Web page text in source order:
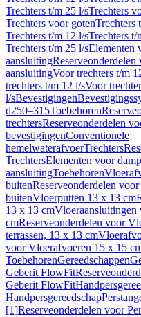
Trechters t/m 25 l/sTrechters
Trechters voor gotenTrechters
Trechters t/m 12 l/sTrechters t/
Trechters t/m 25 l/sElementen
aansluiting
aansluitingVoor trechters t/m
trechters t/m 12 l/sVoor
l/sBevestigingen
d250–315Toebehoren
trechtersReserveonderdelen
bevestigingenConventionele
hemelwaterafvoerTrechters
TrechtersElementen voor
aansluitingToebehoren
buitenReserveonderdelen
buitenVloerputten 13 x 13 cm
13 x 13 cmVloeraansluitingen
cmReserveonderdelen voor
terrassen, 13 x 13 cm
voor Vloerafvoeren 15 x 15
ToebehorenGereedschappen
Geberit FlowFit
Geberit FlowFit
Handpersgereedschap
[1]Reserveonderdelen voor